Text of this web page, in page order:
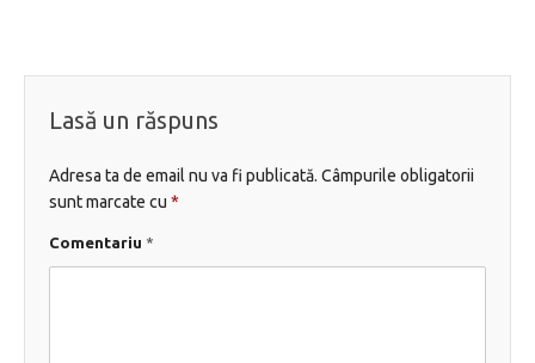
Lasă un răspuns
Adresa ta de email nu va fi publicată. Câmpurile obligatorii
sunt marcate cu *
Comentariu *